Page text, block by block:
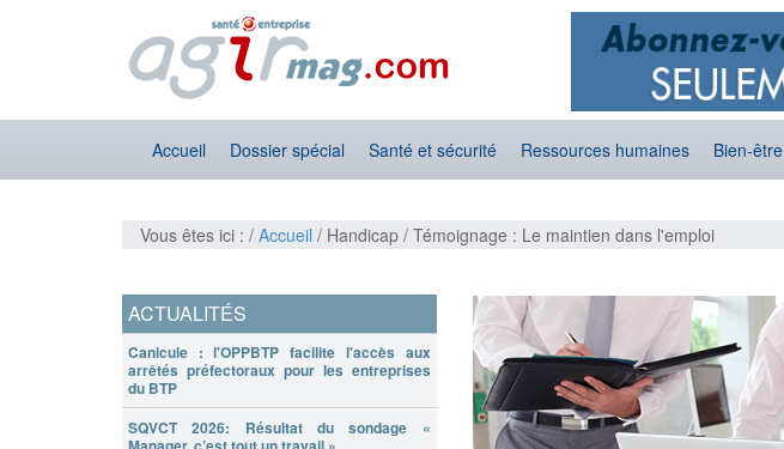
Accueil Dossier spécial Santé et sécurité Ressources humaines Bien-être
Vous êtes ici : / Accueil / Handicap / Témoignage : Le maintien dans l'emploi
ACTUALITÉS
Canicule : l'OPPBTP facilite l'accès aux
arrêtés préfectoraux pour les entreprises
du BTP
SQVCT 2026: Résultat du sondage «